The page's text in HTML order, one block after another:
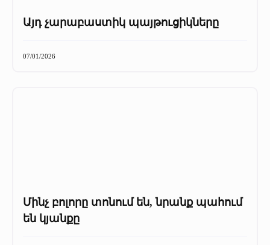
Այդ չարաբաստիկ պայթուցիկները
07/01/2026
Մինչ բոլորը տոնում են, նրանք պահում
են կյանքը